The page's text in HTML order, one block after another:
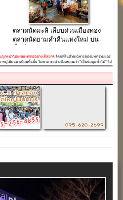
ตลาดนัดมะลิ เลียบด่วนเมืองทอง
ตลาดนัดยามค่ำคืนแห่งใหม่ บน